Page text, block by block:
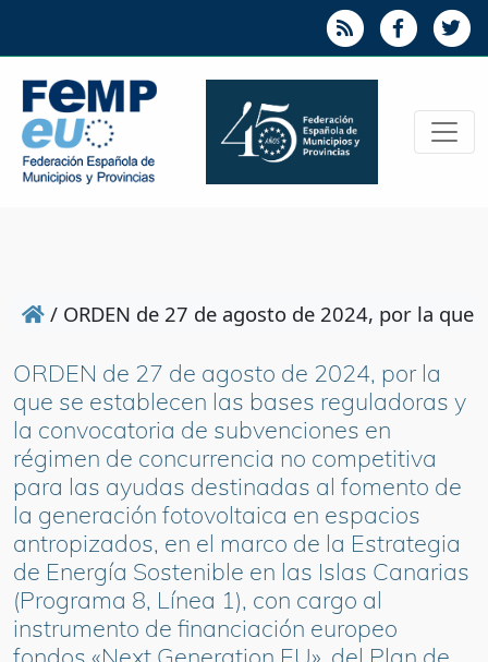
/ ORDEN de 27 de agosto de 2024, por la
ORDEN de 27 de agosto de 2024, por la
que se establecen las bases reguladoras y
la convocatoria de subvenciones en
régimen de concurrencia no competitiva
para las ayudas destinadas al fomento de
la generación fotovoltaica en espacios
antropizados, en el marco de la Estrategia
de Energía Sostenible en las Islas Canarias
(Programa 8, Línea 1), con cargo al
instrumento de financiación europeo